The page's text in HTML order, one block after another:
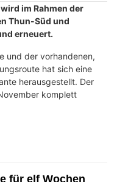
im Rahmen der
Thun-Süd und
erneuert.
und der vorhandenen,
hat sich eine
herausgestellt. Der
komplett
für elf Wochen